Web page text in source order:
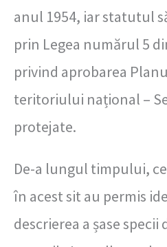
anul 1954, iar statutul
prin Legea numărul 5
privind aprobarea
teritoriului național –
protejate.
De-a lungul timpului,
în acest sit au permis
descrierea a șase specii